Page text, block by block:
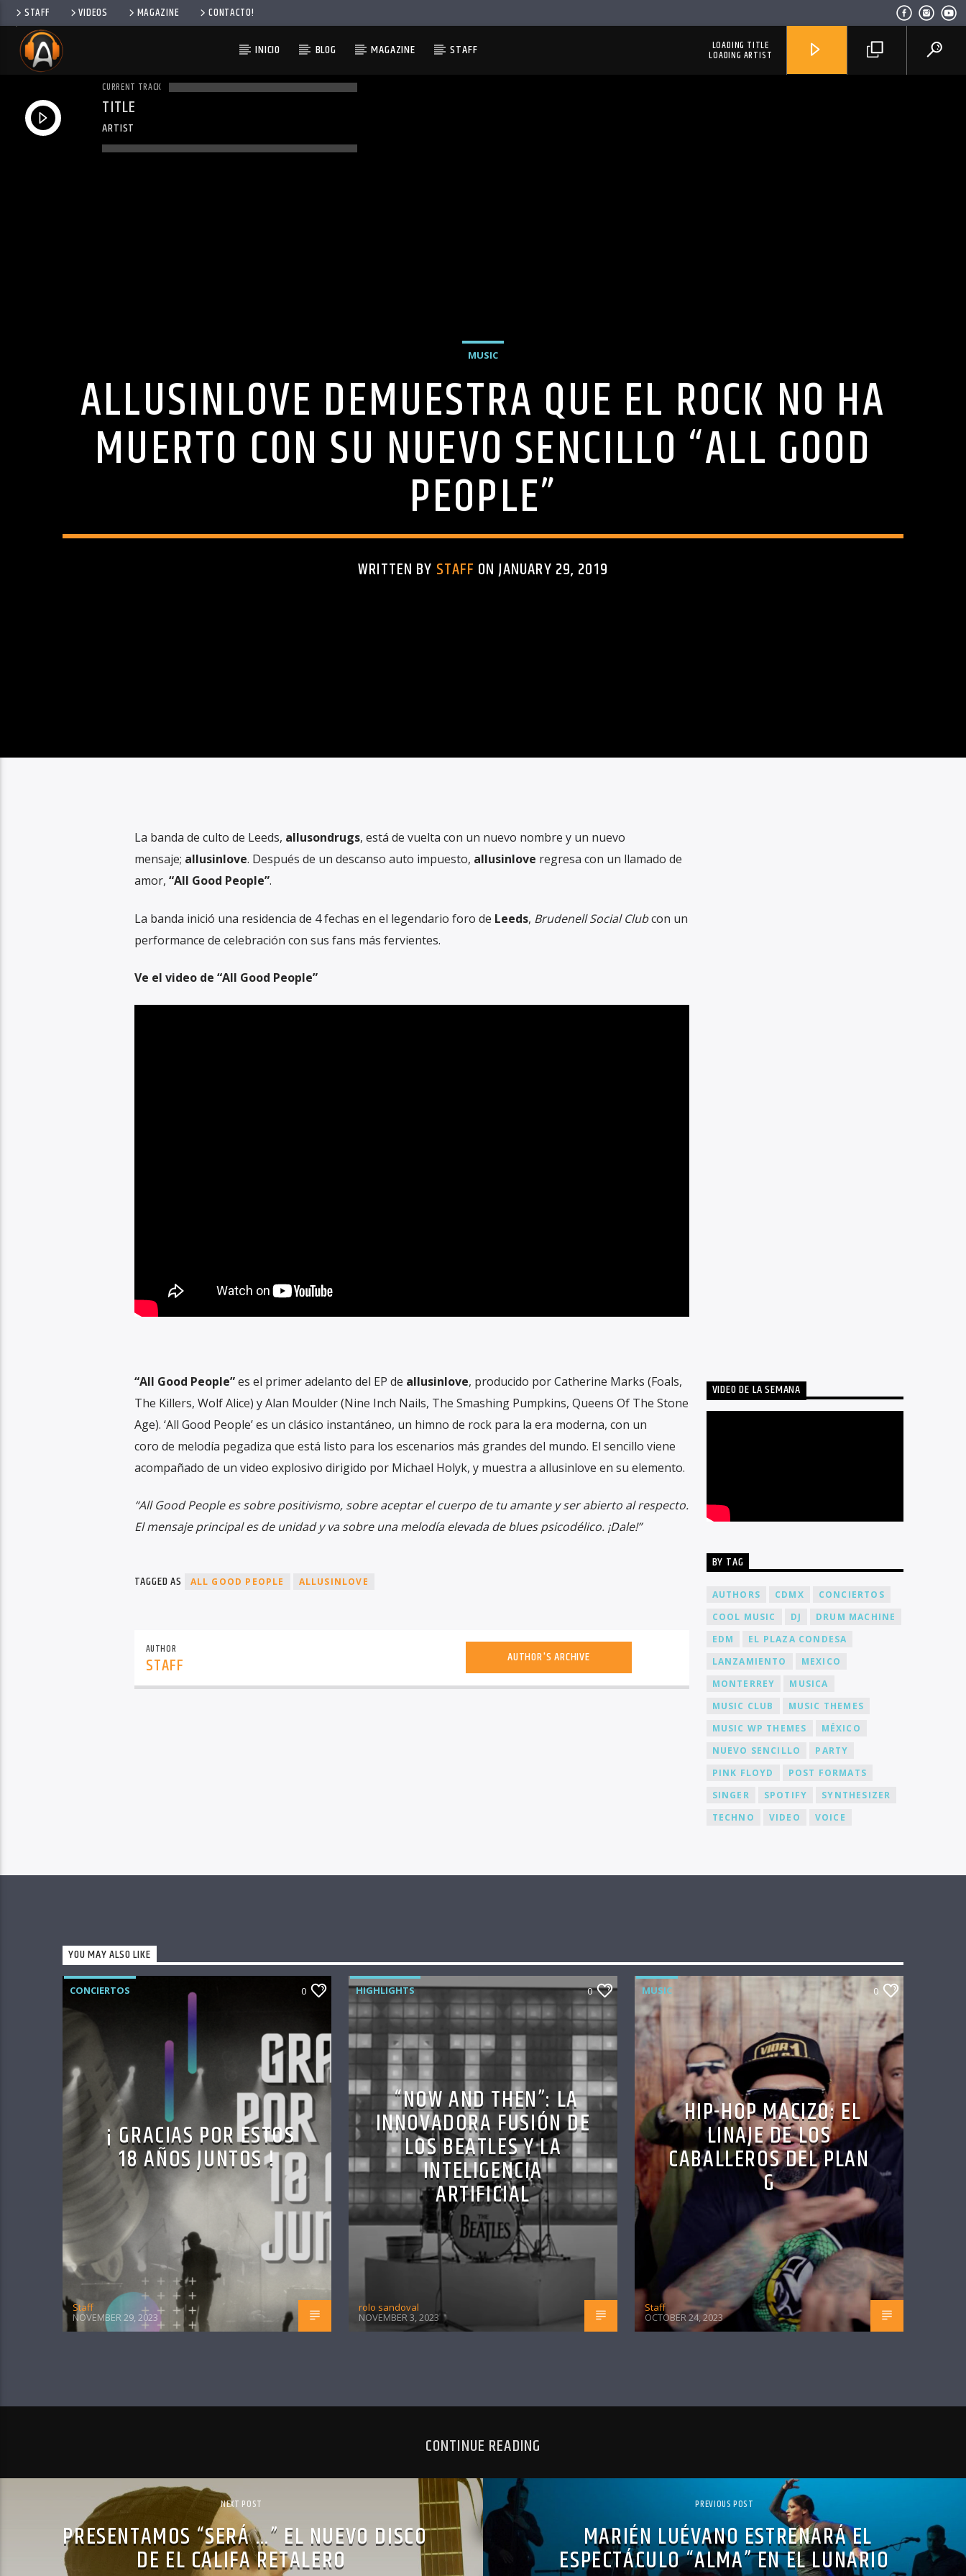
STAFF VIDEOS MAGAZINE CONTACTO!
INICIO BLOG MAGAZINE STAFF LOADING TITLE
LOADING ARTIST
CURRENT TRACK
TITLE
ARTIST
MUSIC
ALLUSINLOVE DEMUESTRA QUE EL ROCK NO HA
MUERTO CON SU NUEVO SENCILLO “ALL GOOD
PEOPLE”
WRITTEN BY STAFF ON JANUARY 29, 2019
La banda de culto de Leeds, allusondrugs, está de vuelta con un nuevo nombre y un nuevo
mensaje; allusinlove. Después de un descanso auto impuesto, allusinlove regresa con un llamado de
amor, “All Good People”.
La banda inició una residencia de 4 fechas en el legendario foro de Leeds, Brudenell Social Clubcon un
performance de celebración con sus fans más fervientes.
Ve el video de “All Good People”
“All Good People”es el primer adelanto del EP de allusinlove, producido por Catherine Marks (Foals,
The Killers, Wolf Alice) y Alan Moulder (Nine Inch Nails, The Smashing Pumpkins, Queens Of The Stone
Age). ‘All Good People’ es un clásico instantáneo, un himno de rock para la era moderna, con un
coro de melodía pegadiza que está listo para los escenarios más grandes del mundo. El sencillo viene
acompañado de un video explosivo dirigido por Michael Holyk, y muestra a allusinlove en su elemento.
“All Good People es sobre positivismo, sobre aceptar el cuerpo de tu amante y ser abierto al respecto.
El mensaje principal es de unidad y va sobre una melodía elevada de blues psicodélico. ¡Dale!”
TAGGED AS ALL GOOD PEOPLE ALLUSINLOVE
AUTHOR
STAFF AUTHOR'S ARCHIVE
VIDEO DE LA SEMANA
BY TAG
AUTHORS CDMX
CONCIERTOS
COOL MUSIC
DJ
DRUM MACHINE
EDM
EL PLAZA CONDESA
LANZAMIENTO
MEXICO
MONTERREY
MUSICA
MUSIC CLUB
MUSIC THEMES
MUSIC WP THEMES
MÉXICO
NUEVO SENCILLO
PARTY
PINK FLOYD
POST FORMATS
SINGER
SPOTIFY
SYNTHESIZER
TECHNO
VIDEO VOICE
YOU MAY ALSO LIKE
CONCIERTOS 0
¡ GRACIAS POR ESTOS
18 AÑOS JUNTOS !
Staff
NOVEMBER 29, 2023
HIGHLIGHTS 0
“NOW AND THEN”: LA
INNOVADORA FUSIÓN DE
LOS BEATLES Y LA
INTELIGENCIA
ARTIFICIAL
rolo sandoval
NOVEMBER 3, 2023
MUSIC 0
HIP-HOP MACIZO: EL
LINAJE DE LOS
CABALLEROS DEL PLAN
G
Staff
OCTOBER 24, 2023
CONTINUE READING
NEXT POST
PRESENTAMOS “SERÁ …” EL NUEVO DISCO
DE EL CALIFA RETALERO
PREVIOUS POST
MARIÉN LUÉVANO ESTRENARÁ EL
ESPECTÁCULO “ALMA” EN EL LUNARIO